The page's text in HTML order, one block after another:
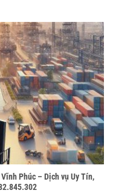
Phúc – Dịch vụ Uy Tín,